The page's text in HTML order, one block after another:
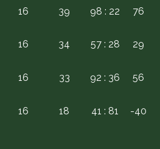
16 39 98 : 22 76
16 34 57 : 28 29
16 33 92 : 36 56
16 18 41 : 81 -40